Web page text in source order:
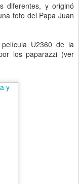
diferentes, y originó
foto del Papa Juan
U2360 de la
los paparazzi (ver